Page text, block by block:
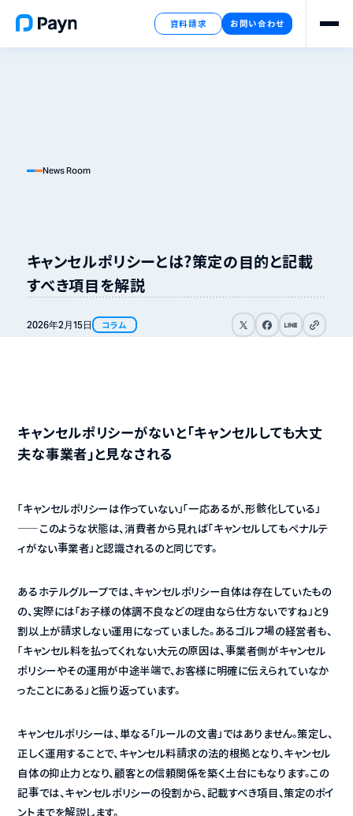
資料請求 お問い合わせ
News Room
キャンセルポリシーとは？策定の目的と記載
すべき項目を解説
2026年2月15日 コラム リンクをコピ
キャンセルポリシーがないと「キャンセルしても大丈
夫な事業者」と見なされる
「キャンセルポリシーは作っていない」「一応あるが、形骸化している」
——このような状態は、消費者から見れば「キャンセルしてもペナルテ
ィがない事業者」と認識されるのと同じです。
あるホテルグループでは、キャンセルポリシー自体は存在していたもの
の、実際には「お子様の体調不良などの理由なら仕方ないですね」と9
割以上が請求しない運用になっていました。あるゴルフ場の経営者も、
「キャンセル料を払ってくれない大元の原因は、事業者側がキャンセル
ポリシーやその運用が中途半端で、お客様に明確に伝えられていなか
ったことにある」と振り返っています。
キャンセルポリシーは、単なる「ルールの文書」ではありません。策定し、
正しく運用することで、キャンセル料請求の法的根拠となり、キャンセル
自体の抑止力となり、顧客との信頼関係を築く土台にもなります。この
記事では、キャンセルポリシーの役割から、記載すべき項目、策定のポイ
ントまでを解説します。